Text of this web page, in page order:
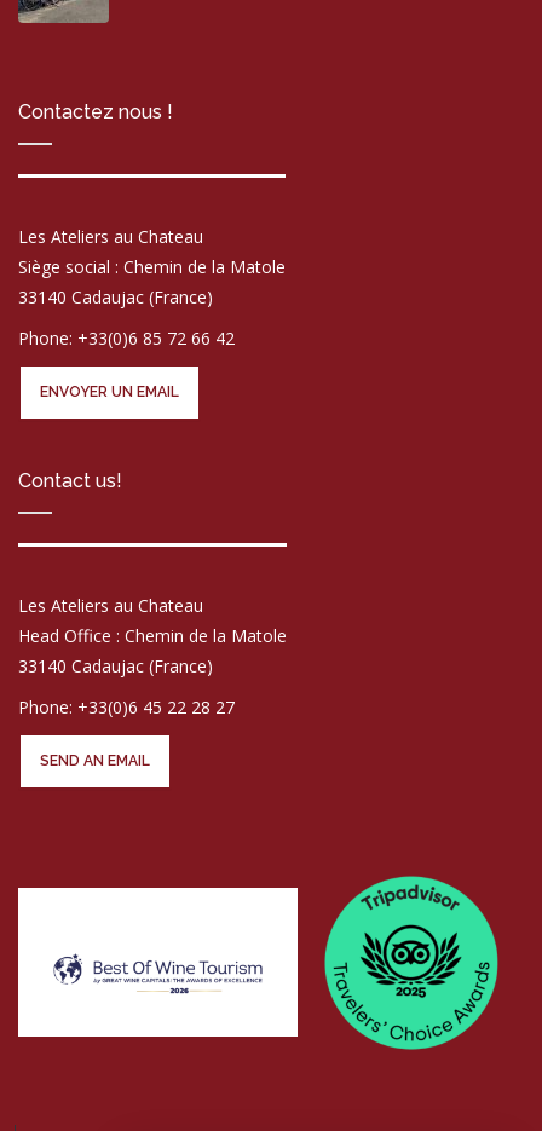
Contactez nous !
Les Ateliers au Chateau
Siège social : Chemin de la Matole
33140 Cadaujac (France)
Phone: +33(0)6 85 72 66 42
ENVOYER UN EMAIL
Contact us!
Les Ateliers au Chateau
Head Office : Chemin de la Matole
33140 Cadaujac (France)
Phone: +33(0)6 45 22 28 27
SEND AN EMAIL